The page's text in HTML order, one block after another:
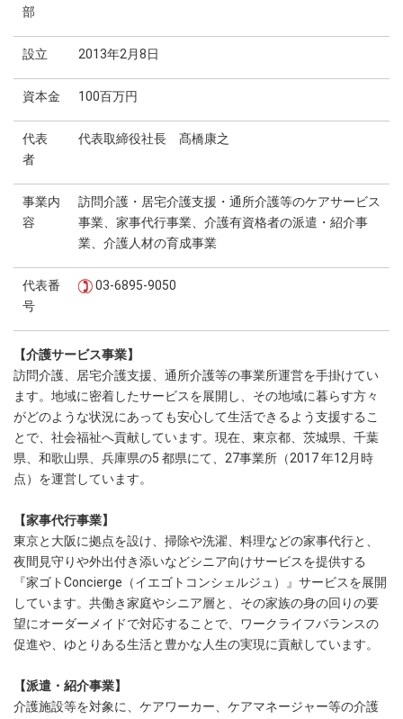
部
設立 2013年2月8日
資本金 100百万円
代表
者
代表取締役社長 髙橋康之
事業内
容
訪問介護・居宅介護支援・通所介護等のケアサービス
事業、家事代行事業、介護有資格者の派遣・紹介事
業、介護人材の育成事業
代表番
号
03-6895-9050
【介護サービス事業】
訪問介護、居宅介護支援、通所介護等の事業所運営を手掛けてい
ます。地域に密着したサービスを展開し、その地域に暮らす方々
がどのような状況にあっても安心して生活できるよう支援するこ
とで、社会福祉へ貢献しています。現在、東京都、茨城県、千葉
県、和歌山県、兵庫県の5 都県にて、27事業所（2017 年12月時
点）を運営しています。
【家事代行事業】
東京と大阪に拠点を設け、掃除や洗濯、料理などの家事代行と、
夜間見守りや外出付き添いなどシニア向けサービスを提供する
『家ゴトConcierge（イエゴトコンシェルジュ）』サービスを展開
しています。共働き家庭やシニア層と、その家族の身の回りの要
望にオーダーメイドで対応することで、ワークライフバランスの
促進や、ゆとりある生活と豊かな人生の実現に貢献しています。
【派遣・紹介事業】
介護施設等を対象に、ケアワーカー、ケアマネージャー等の介護